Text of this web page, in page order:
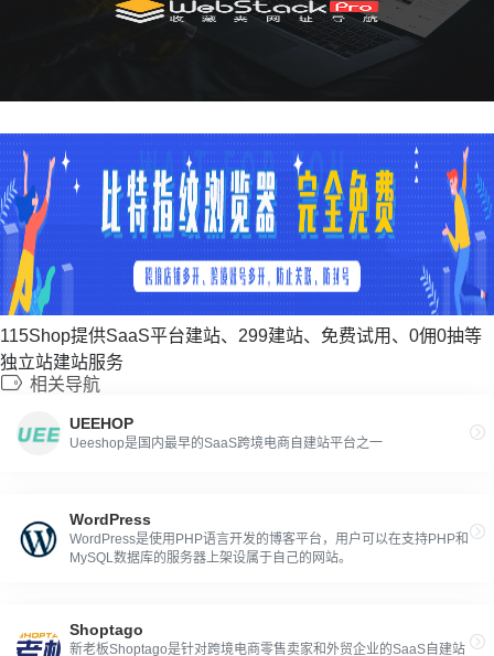
115Shop提供SaaS平台建站、299建站、免费试用、0佣0抽等
独立站建站服务
相关导航
UEEHOP
Ueeshop是国内最早的SaaS跨境电商自建站平台之一
WordPress
WordPress是使用PHP语言开发的博客平台，用户可以在支持PHP和
MySQL数据库的服务器上架设属于自己的网站。
Shoptago
新老板Shoptago是针对跨境电商零售卖家和外贸企业的SaaS自建站